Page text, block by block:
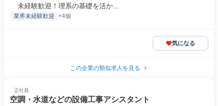
未経験歓迎！理系の基礎を活か...
業界未経験歓迎 +4個
気になる
この企業の類似求人を見る
正社員
空調・水道などの設備工事アシスタント